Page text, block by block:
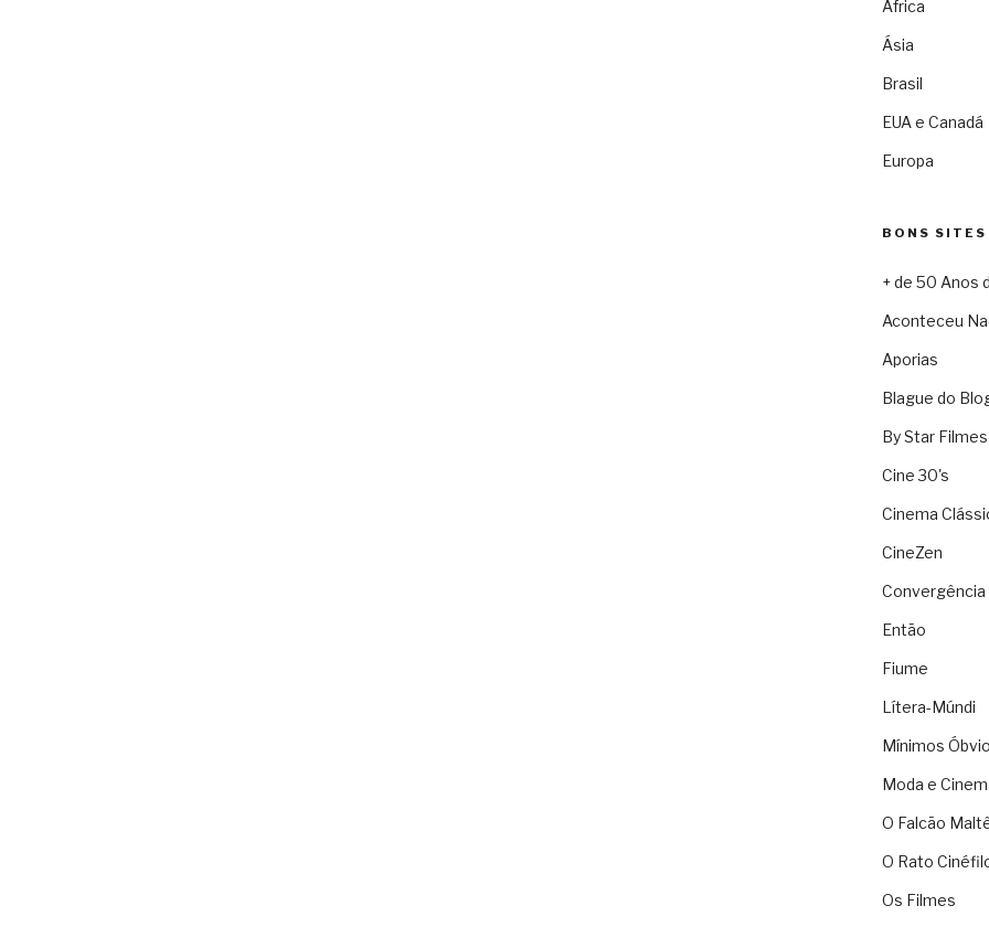
África
Ásia
Brasil
EUA e Canadá
Europa
BONS SITES
+ de 50 Anos
Aconteceu
Aporias
Blague do
By Star Filmes
Cine 30's
Cinema
CineZen
Convergência
Então
Fiume
Lítera-Múndi
Mínimos
Moda e
O Falcão
O Rato
Os Filmes